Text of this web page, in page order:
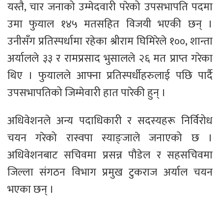
यस्तै, चार जनाको उम्मेदवारी परेको उपसभापति पदमा
उमा फुयाल १४५ मतसहित विजयी भएकी छन् ।
उनीसँग प्रतिस्पर्धामा रहेका श्रीराम घिमिरेले १००, शान्ता
अर्यालले ३३ र रामप्रसाद भुसालले २६ मत प्राप्त गरेका
थिए । फुयालले आफ्ना प्रतिस्पर्धीहरुलाई पछि पार्दै
उपसभापतिको जिम्मेवारी हात पारेकी हुन् ।
अधिवेशनले अन्य पदाधिकारी र सदस्यहरू निर्विरोध
चयन गरेको रास्वपा स्याङ्जाले जनाएको छ ।
अधिवेशनबाट सचिवमा प्रसन्न पौडेल र सहसचिवमा
जिल्ला संगठन विभाग प्रमुख टुकराज अर्याल चयन
भएका छन् ।